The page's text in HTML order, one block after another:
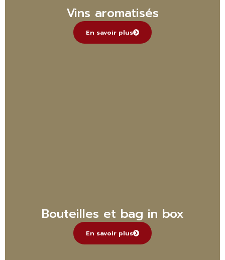
Vins aromatisés
En savoir plus
Bouteilles et bag in box
En savoir plus